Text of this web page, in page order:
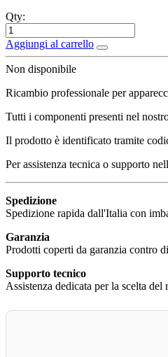
Qty:
Aggiungi al carrello
Non disponibile
Ricambio professionale per
Tutti i componenti presenti nel
Il prodotto è identificato tramite
Per assistenza tecnica o supporto
Spedizione
Spedizione rapida dall'Italia con
Garanzia
Prodotti coperti da garanzia contro
Supporto tecnico
Assistenza dedicata per la scelta del